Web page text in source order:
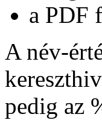
a PDF
A név-
pedig az